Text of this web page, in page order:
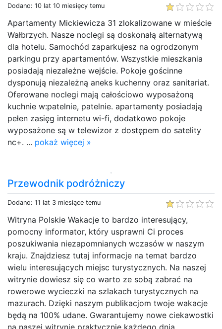
Dodano: 10 lat 10 miesięcy temu
Apartamenty Mickiewicza 31 zlokalizowane w mieście
Wałbrzych. Nasze noclegi są doskonałą alternatywą
dla hotelu. Samochód zaparkujesz na ogrodzonym
parkingu przy apartamentów. Wszystkie mieszkania
posiadają niezależne wejście. Pokoje gościnne
dysponują niezależną aneks kuchenny oraz sanitariat.
Oferowane noclegi mają całościowo wyposażoną
kuchnie w:patelnie, patelnie. apartamenty posiadają
pełen zasięg internetu wi-fi, dodatkowo pokoje
wyposażone są w telewizor z dostępem do satelity
nc+. ... pokaż więcej »
Przewodnik podróżniczy
Dodano: 11 lat 3 miesiące temu
Witryna Polskie Wakacje to bardzo interesujący,
pomocny informator, który usprawni Ci proces
poszukiwania niezapomnianych wczasów w naszym
kraju. Znajdziesz tutaj informacje na temat bardzo
wielu interesujących miejsc turystycznych. Na naszej
witrynie dowiesz się co warto ze sobą zabrać na
rowerowe wycieczki na szlakach turystycznych na
mazurach. Dzięki naszym publikacjom twoje wakacje
będą na 100% udane. Gwarantujemy nowe ciekawostki
na naszej witrynie praktycznie każdego dnia.